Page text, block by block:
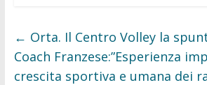
o
o
k
e
r
← Orta. Il Centro Volley la
Coach Franzese:”Esperienza
crescita sportiva e umana dei